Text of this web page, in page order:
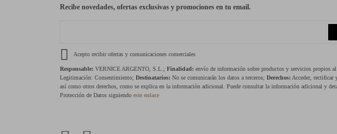
Recibe novedades, ofertas exclusivas y promociones en tu email.
Acepto recibir ofertas y comunicaciones comerciales
Responsable: VERNICE ARGENTO, S.L.; Finalidad: envío de información sobre productos y servicios propios
Legitimación: Consentimiento; Destinatarios: No se comunicarán los datos a terceros; Derechos:Acceder, rectificar
así como otros derechos, como se explica en la información adicional. Puede consultar la información adicional y
Protección de Datos siguiendo este enlace